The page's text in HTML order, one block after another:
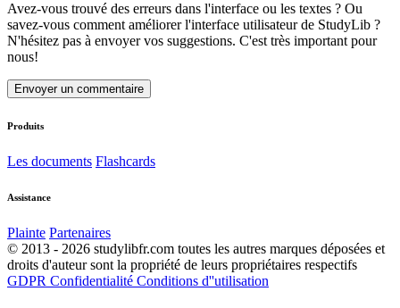
Avez-vous trouvé des erreurs dans l'interface ou les textes ? Ou
savez-vous comment améliorer l'interface utilisateur de StudyLib ?
N'hésitez pas à envoyer vos suggestions. C'est très important pour
nous!
Envoyer un commentaire
Produits
Les documents Flashcards
Assistance
Plainte Partenaires
© 2013 - 2026 studylibfr.com toutes les autres marques déposées et
droits d'auteur sont la propriété de leurs propriétaires respectifs
GDPR Confidentialité Conditions d''utilisation